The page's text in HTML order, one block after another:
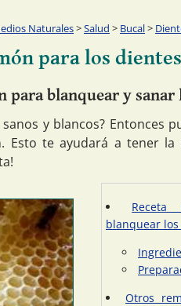
Naturales>Salud > Bucal>
para los dientes
para blanquear y
y blancos? Entonces
Esto te ayudará a tener
blanquear
Otros